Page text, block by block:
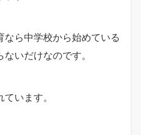
なら中学校から始めている
いだけなのです。
います。